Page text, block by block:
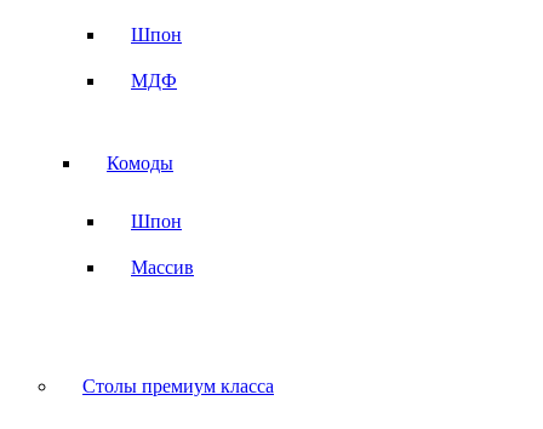
Шпон
МДФ
Комоды
Шпон
Массив
Столы премиум класса